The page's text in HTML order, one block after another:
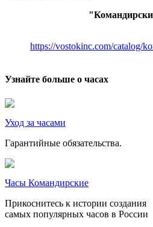
https://vostokinc.com/catalog/
Узнайте больше о часах
Уход за часами
Гарантийные обязательства.
Часы Командирские
Прикоснитесь к истории создания
самых популярных часов в России